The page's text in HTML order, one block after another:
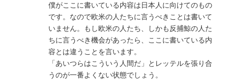
僕がここに書いている内容は日本人に向けてのもの
です。なので欧米の人たちに言うべきことは書いて
いません。もし欧米の人たち、しかも反捕鯨の人た
ちに言うべき機会があったら、ここに書いている内
容とは違うことを言います。
「あいつらはこういう人間だ」とレッテルを張り合
うのが一番よくない状態でしょう。